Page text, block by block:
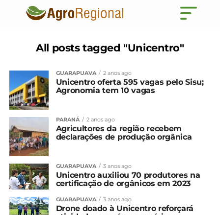
All posts tagged "Unicentro"
GUARAPUAVA 2 anos ago
Unicentro oferta 595 vagas pelo Sisu;
Agronomia tem 10 vagas
PARANÁ 2 anos ago
Agricultores da região recebem
declarações de produção orgânica
GUARAPUAVA 3 anos ago
Unicentro auxiliou 70 produtores na
certificação de orgânicos em 2023
GUARAPUAVA 3 anos ago
Drone doado à Unicentro reforçará